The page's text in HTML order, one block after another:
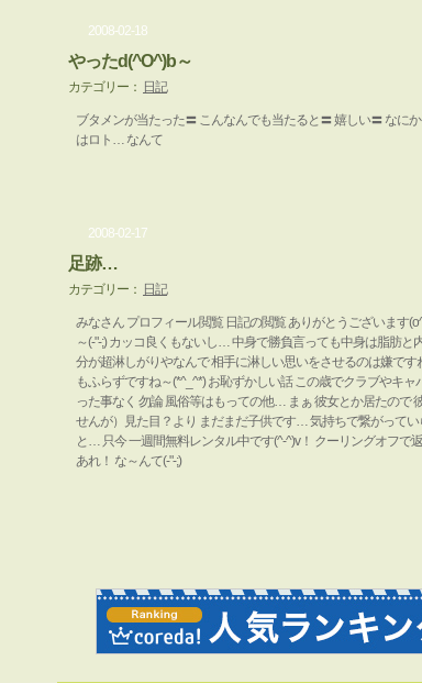
2008-02-18
やったd(^O^)b～
カテゴリー： 日記
ブタメンが当たった〓 こんなんでも当たると〓 嬉しい〓 なに
はロト… なんて
2008-02-17
足跡…
カテゴリー： 日記
みなさん プロフィール閲覧 日記の閲覧 ありがとうございます
～(-"-;) カッコ良くもないし… 中身で勝負言っても中身は脂肪
分が超淋しがりやなんで 相手に淋しい思いをさせるのは嫌で
もふらずですね～(*^_^*) お恥ずかしい話 この歳でクラブやキ
った事なく 勿論 風俗等はもっての他… まぁ 彼女とか居たので
せんが）見た目？より まだまだ子供です… 気持ちで繋がって
と… 只今 一週間無料レンタル中です(^-^)v！ クーリングオフで
あれ！ な～んて(-"-;)